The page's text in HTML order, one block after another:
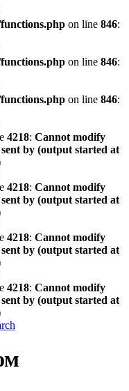
on line 846:
on line 846:
on line 846:
4218: Cannot modify
by (output started at
4218: Cannot modify
by (output started at
4218: Cannot modify
by (output started at
4218: Cannot modify
by (output started at